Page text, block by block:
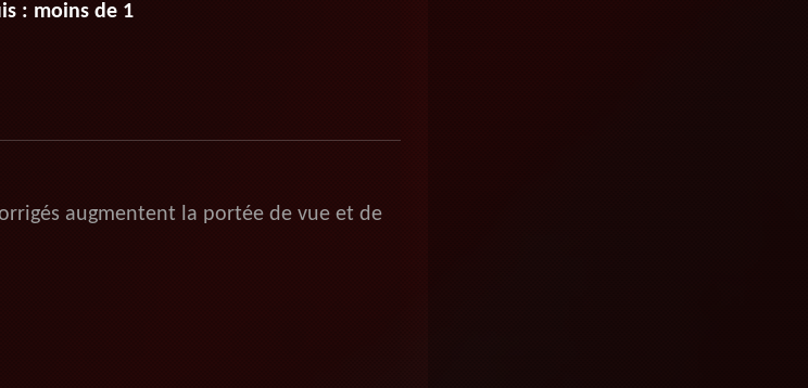
: moins de 1
augmentent la portée de vue et de